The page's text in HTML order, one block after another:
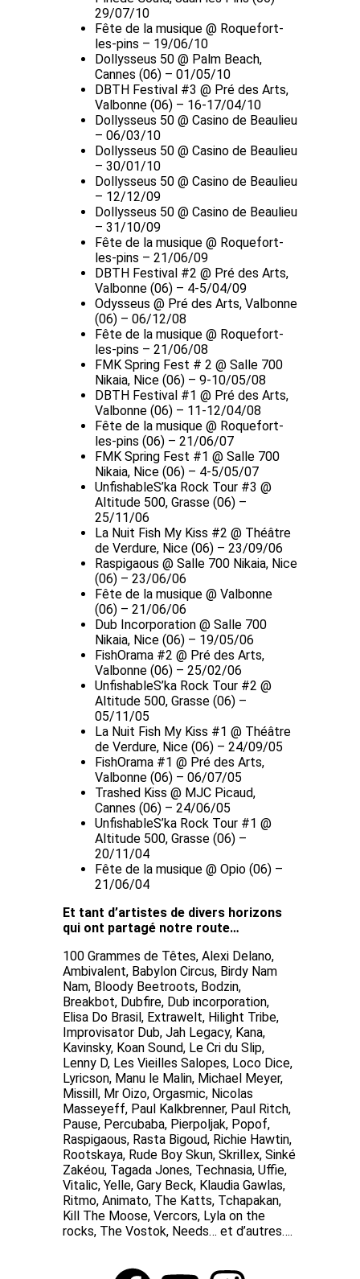
29/07/10
Fête de la musique @ Roquefort-
les-pins – 19/06/10
Dollysseus 50 @ Palm Beach,
Cannes (06) – 01/05/10
DBTH Festival #3 @ Pré des Arts,
Valbonne (06) – 16-17/04/10
Dollysseus 50 @ Casino de Beaulieu
– 06/03/10
Dollysseus 50 @ Casino de Beaulieu
– 30/01/10
Dollysseus 50 @ Casino de Beaulieu
– 12/12/09
Dollysseus 50 @ Casino de Beaulieu
– 31/10/09
Fête de la musique @ Roquefort-
les-pins – 21/06/09
DBTH Festival #2 @ Pré des Arts,
Valbonne (06) – 4-5/04/09
Odysseus @ Pré des Arts, Valbonne
(06) – 06/12/08
Fête de la musique @ Roquefort-
les-pins – 21/06/08
FMK Spring Fest # 2 @ Salle 700
Nikaia, Nice (06) – 9-10/05/08
DBTH Festival #1 @ Pré des Arts,
Valbonne (06) – 11-12/04/08
Fête de la musique @ Roquefort-
les-pins (06) – 21/06/07
FMK Spring Fest #1 @ Salle 700
Nikaia, Nice (06) – 4-5/05/07
UnfishableS’ka Rock Tour #3 @
Altitude 500, Grasse (06) –
25/11/06
La Nuit Fish My Kiss #2 @ Théâtre
de Verdure, Nice (06) – 23/09/06
Raspigaous @ Salle 700 Nikaia, Nice
(06) – 23/06/06
Fête de la musique @ Valbonne
(06) – 21/06/06
Dub Incorporation @ Salle 700
Nikaia, Nice (06) – 19/05/06
FishOrama #2 @ Pré des Arts,
Valbonne (06) – 25/02/06
UnfishableS’ka Rock Tour #2 @
Altitude 500, Grasse (06) –
05/11/05
La Nuit Fish My Kiss #1 @ Théâtre
de Verdure, Nice (06) – 24/09/05
FishOrama #1 @ Pré des Arts,
Valbonne (06) – 06/07/05
Trashed Kiss @ MJC Picaud,
Cannes (06) – 24/06/05
UnfishableS’ka Rock Tour #1 @
Altitude 500, Grasse (06) –
20/11/04
Fête de la musique @ Opio (06) –
21/06/04
Et tant d’artistes de divers horizons
qui ont partagé notre route…
100 Grammes de Têtes, Alexi Delano,
Ambivalent, Babylon Circus, Birdy Nam
Nam, Bloody Beetroots, Bodzin,
Breakbot, Dubfire, Dub incorporation,
Elisa Do Brasil, Extrawelt, Hilight Tribe,
Improvisator Dub, Jah Legacy, Kana,
Kavinsky, Koan Sound, Le Cri du Slip,
Lenny D, Les Vieilles Salopes, Loco Dice,
Lyricson, Manu le Malin, Michael Meyer,
Missill, Mr Oizo, Orgasmic, Nicolas
Masseyeff, Paul Kalkbrenner, Paul Ritch,
Pause, Percubaba, Pierpoljak, Popof,
Raspigaous, Rasta Bigoud, Richie Hawtin,
Rootskaya, Rude Boy Skun, Skrillex, Sinké
Zakéou, Tagada Jones, Technasia, Uffie,
Vitalic, Yelle, Gary Beck, Klaudia Gawlas,
Ritmo, Animato, The Katts, Tchapakan,
Kill The Moose, Vercors, Lyla on the
rocks, The Vostok, Needs… et d’autres….